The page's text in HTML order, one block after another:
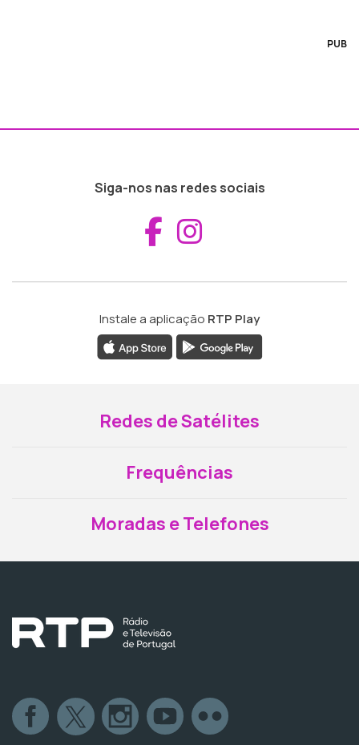
PUB
Siga-nos nas redes sociais
Aceder ao
Instale a aplicação RTP Play
Redes de Satélites
Frequências
Moradas e Telefones